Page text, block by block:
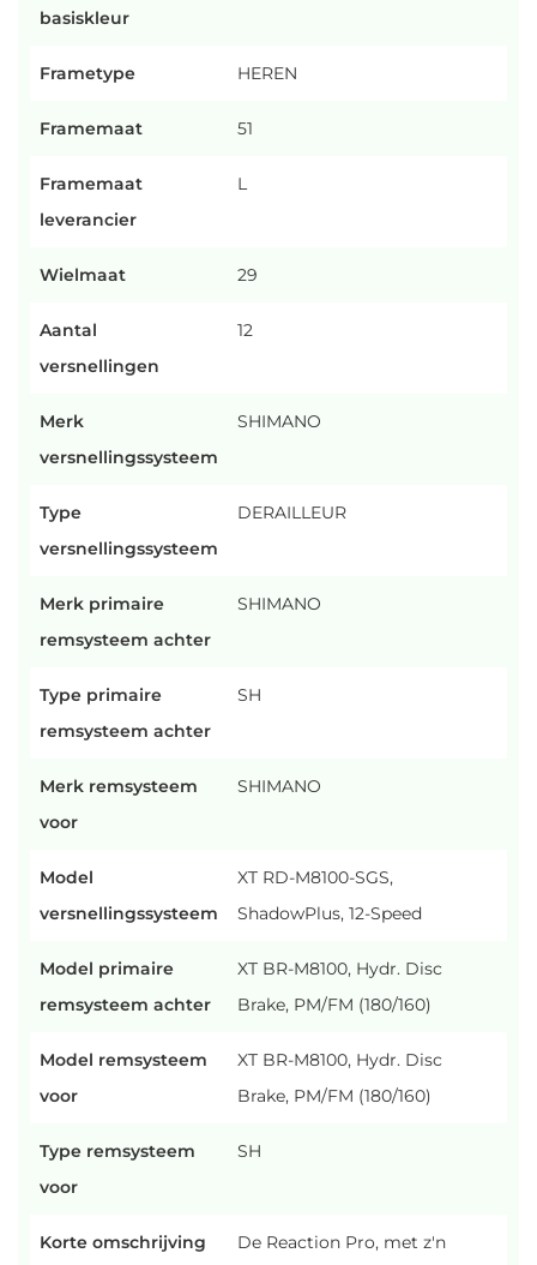
basiskleur
Frametype HEREN
Framemaat 51
Framemaat
leverancier
L
Wielmaat 29
Aantal
versnellingen
12
Merk
versnellingssysteem
SHIMANO
Type
versnellingssysteem
DERAILLEUR
Merk primaire
remsysteem achter
SHIMANO
Type primaire
remsysteem achter
SH
Merk remsysteem
voor
SHIMANO
Model
versnellingssysteem
XT RD-M8100-SGS,
ShadowPlus, 12-Speed
Model primaire
remsysteem achter
XT BR-M8100, Hydr. Disc
Brake, PM/FM (180/160)
Model remsysteem
voor
XT BR-M8100, Hydr. Disc
Brake, PM/FM (180/160)
Type remsysteem
voor
SH
Korte omschrijving
De Reaction Pro, met z'n